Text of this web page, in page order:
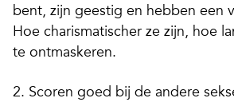
bent, zijn geestig en hebben een
Hoe charismatischer ze zijn, hoe
te ontmaskeren.
2. Scoren goed bij de andere